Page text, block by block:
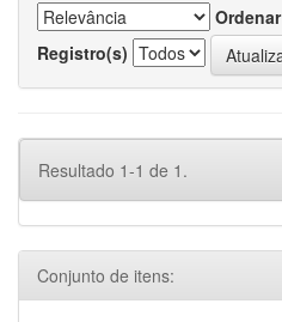
Ordenar
Registro(s)
Resultado 1-1 de 1.
Conjunto de itens: